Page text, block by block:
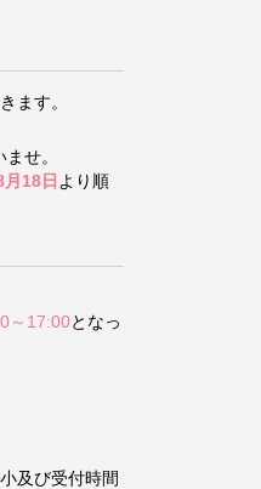
ます。
せ。
月18日 より順
～17:00となっ
及び受付時間